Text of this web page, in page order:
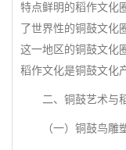
特点鲜明的稻作文化
了世界性的铜鼓文化
这一地区的铜鼓文化
稻作文化是铜鼓文化
二、铜鼓艺术与
（一）铜鼓鸟雕